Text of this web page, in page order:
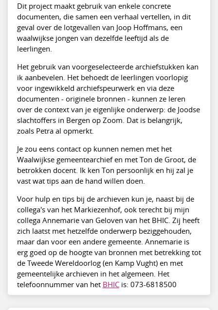
Dit project maakt gebruik van enkele concrete
documenten, die samen een verhaal vertellen, in dit
geval over de lotgevallen van Joop Hoffmans, een
waalwijkse jongen van dezelfde leeftijd als de
leerlingen.
Het gebruik van voorgeselecteerde archiefstukken kan
ik aanbevelen. Het behoedt de leerlingen voorlopig
voor ingewikkeld archiefspeurwerk en via deze
documenten - originele bronnen - kunnen ze leren
over de context van je eigenlijke onderwerp: de Joodse
slachtoffers in Bergen op Zoom. Dat is belangrijk,
zoals Petra al opmerkt.
Je zou eens contact op kunnen nemen met het
Waalwijkse gemeentearchief en met Ton de Groot, de
betrokken docent. Ik ken Ton persoonlijk en hij zal je
vast wat tips aan de hand willen doen.
Voor hulp en tips bij de archieven kun je, naast bij de
collega's van het Markiezenhof, ook terecht bij mijn
collega Annemarie van Geloven van het BHIC. Zij heeft
zich laatst met hetzelfde onderwerp beziggehouden,
maar dan voor een andere gemeente. Annemarie is
erg goed op de hoogte van bronnen met betrekking tot
de Tweede Wereldoorlog (en Kamp Vught) en met
gemeentelijke archieven in het algemeen. Het
telefoonnummer van het BHICis: 073-6818500